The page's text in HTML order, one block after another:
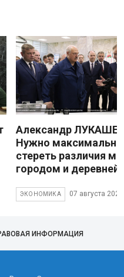
Александр
Нужно максимально
стереть различия
городом и деревней
ЭКОНОМИКА 07 августа 2026
ИНФОРМАЦИЯ